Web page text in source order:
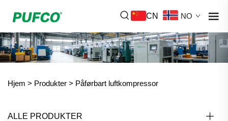
CN NO
Hjem > Produkter > Påførbart luftkompressor
ALLE PRODUKTER